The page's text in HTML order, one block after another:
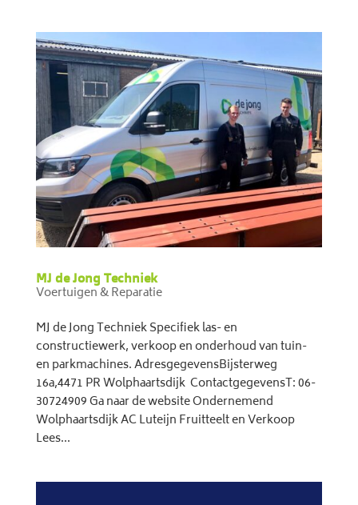
MJ de Jong Techniek
Voertuigen & Reparatie
MJ de Jong Techniek Specifiek las- en
constructiewerk, verkoop en onderhoud van tuin-
en parkmachines. AdresgegevensBijsterweg
16a,4471 PR Wolphaartsdijk ContactgegevensT: 06-
30724909 Ga naar de website Ondernemend
Wolphaartsdijk AC Luteijn Fruitteelt en Verkoop
Lees...